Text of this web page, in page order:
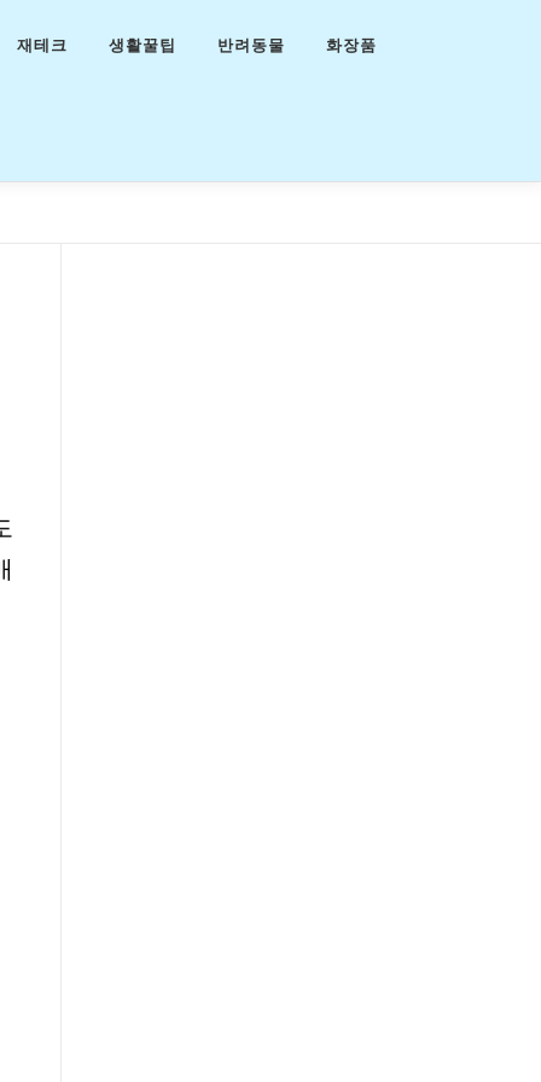
재테크 생활꿀팁 반려동물 화장품